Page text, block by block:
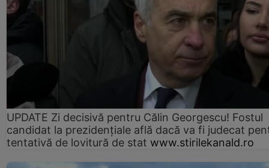
UPDATE Zi decisivă pentru Călin Georgescu! Fostul
candidat la prezidențiale află dacă va fi judecat
tentativă de lovitură de stat www.stirilekanald.ro